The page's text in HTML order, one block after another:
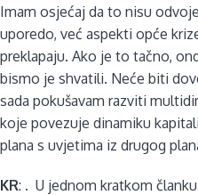
Imam osjećaj da to nisu
uporedo, već aspekti opće
preklapaju. Ako je to tačno,
bismo je shvatili. Neće biti
sada pokušavam razviti
koje povezuje dinamiku
plana s uvjetima iz drugog
KR: . U jednom kratkom